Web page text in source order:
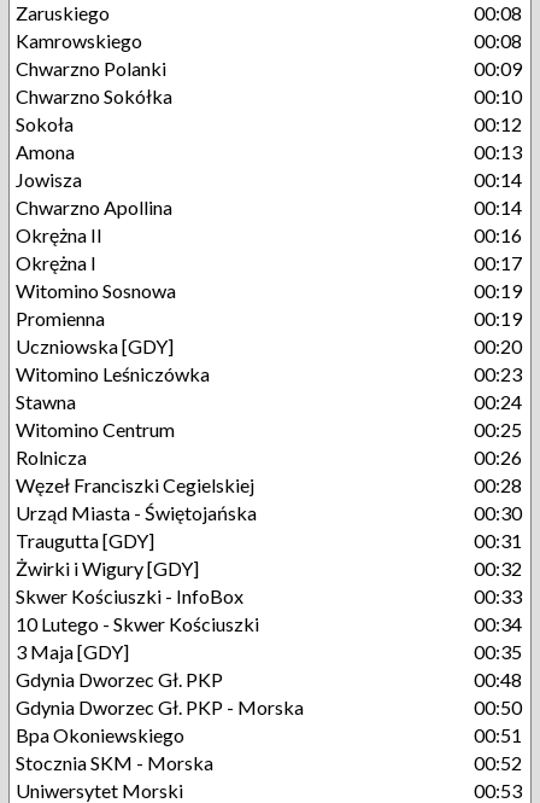
Zaruskiego
00:08
Kamrowskiego
00:08
Chwarzno Polanki
00:09
Chwarzno Sokółka
00:10
Sokoła
00:12
Amona
00:13
Jowisza
00:14
Chwarzno Apollina
00:14
Okrężna II
00:16
Okrężna I
00:17
Witomino Sosnowa
00:19
Promienna
00:19
Uczniowska [GDY]
00:20
Witomino Leśniczówka
00:23
Stawna
00:24
Witomino Centrum
00:25
Rolnicza
00:26
Węzeł Franciszki Cegielskiej
00:28
Urząd Miasta - Świętojańska
00:30
Traugutta [GDY]
00:31
Żwirki i Wigury [GDY]
00:32
Skwer Kościuszki - InfoBox
00:33
10 Lutego - Skwer Kościuszki
00:34
3 Maja [GDY]
00:35
Gdynia Dworzec Gł. PKP
00:48
Gdynia Dworzec Gł. PKP - Morska
00:50
Bpa Okoniewskiego
00:51
Stocznia SKM - Morska
00:52
Uniwersytet Morski
00:53